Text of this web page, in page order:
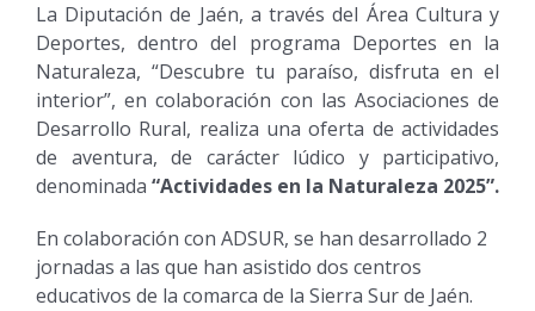
La Diputación de Jaén, a través del Área Cultura y
Deportes, dentro del programa Deportes en la
Naturaleza, “Descubre tu paraíso, disfruta en el
interior”, en colaboración con las Asociaciones de
Desarrollo Rural, realiza una oferta de actividades
de aventura, de carácter lúdico y participativo,
denominada “Actividades en la Naturaleza 2025”.
En colaboración con ADSUR, se han desarrollado 2
jornadas a las que han asistido dos centros
educativos de la comarca de la Sierra Sur de Jaén.